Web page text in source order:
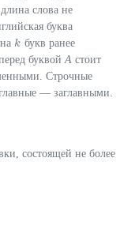
слова не
буква
k
k букв ранее
буквой A стоит
Строчные
— заглавными.
состоящей не более